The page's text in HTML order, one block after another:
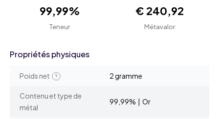
99,99%
Teneur
€ 240,92
Métavalor
Propriétés physiques
Poids net 2 gramme
Contenu et type de
métal
99,99% | Or